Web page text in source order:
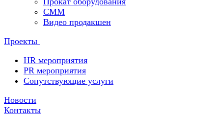
СММ
Видео продакшен
Проекты
HR мероприятия
PR мероприятия
Сопутствующие услуги
Новости
Контакты